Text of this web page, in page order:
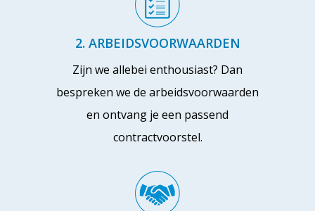
2. ARBEIDSVOORWAARDEN
Zijn we allebei enthousiast? Dan
bespreken we de arbeidsvoorwaarden
en ontvang je een passend
contractvoorstel.